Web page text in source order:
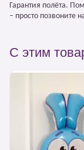
Гарантия полёта.
– просто позвоните
С этим